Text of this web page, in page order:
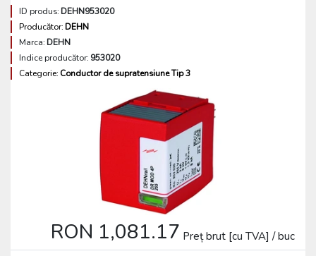
ID produs:DEHN953020
Producător:DEHN
Marca:DEHN
Indice producător: 953020
Categorie: Conductor de supratensiune Tip 3
RON 1,081.17 Preț brut [cu TVA] / buc